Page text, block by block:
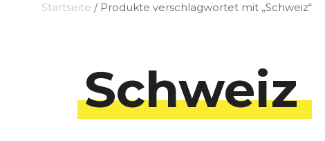
Startseite / Produkte verschlagwortet mit „Schweiz“
Schweiz